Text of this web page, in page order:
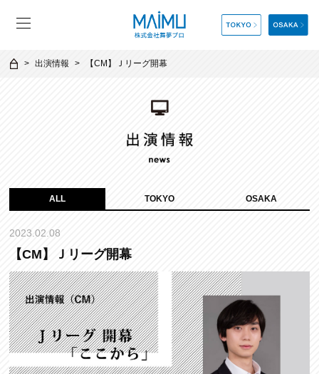
出演情報 【CM】Ｊリーグ開幕
ALL TOKYO OSAKA
2023.02.08
【CM】Ｊリーグ開幕